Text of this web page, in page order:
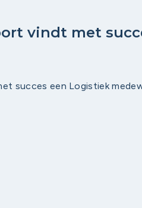
vindt met
succes een Logistiek